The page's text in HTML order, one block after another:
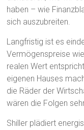
haben – wie
sich auszubreiten.
Langfristig ist es
Vermögenspreise
realen Wert
eigenen Hauses
die Räder der
wären die Folgen
Shiller plädiert